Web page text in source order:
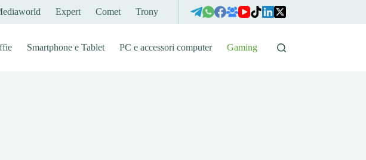
Expert Comet Trony
Smartphone e Tablet PC e accessori computer Gaming